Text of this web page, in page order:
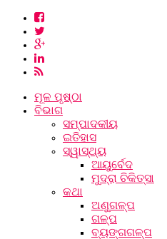
ମୂଳ ପୃଷ୍ଠା
ବିଭାଗ
ସମ୍ପାଦକୀୟ
ଇତିହାସ
ସ୍ୱାସ୍ଥ୍ୟ
ଆୟୁର୍ବେଦ
ମୁଦ୍ରା ଚିକିତ୍ସା
କଥା
ଅଣୁଗଳ୍ପ
ଗଳ୍ପ
ବ୍ୟଙ୍ଗଗଳ୍ପ